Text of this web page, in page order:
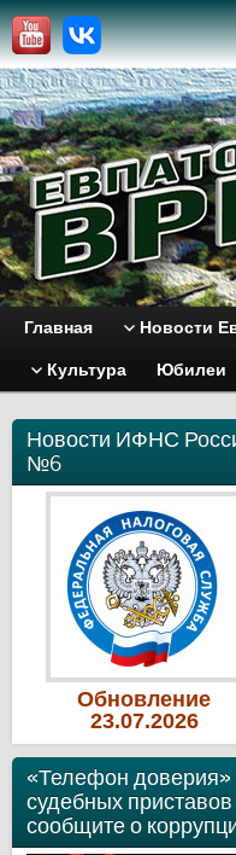
Главная Новости
Культура Юбилеи
Новости ИФНС
№6
Обновление
23.07.2026
«Телефон доверия»
судебных
сообщите о